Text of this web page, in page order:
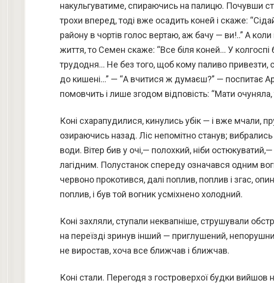
накульгуватиме, спираючись на палицю. Почувши
трохи вперед, тоді вже осадить коней і скаже:
району в чортів голос вертаю, аж бачу — ви!..” А
життя, то Семен скаже: “Все біля коней… У
трудодня… Не без того, щоб кому паливо привезти,
до кишені…” — “А вчитися ж думаєш?” — поспитає
помовчить і лише згодом відповість: “Мати
Коні схарапудилися, кинулись убік — і вже мчали,
озираючись назад. Ліс непомітно станув;
води. Вітер бив у очі,— полохкий, ніби
лагідним. Полустанок спереду означався одним
червоно прокотився, далі поплив, поплив і згас,
поплив, і був той вогник усміхнено холодний.
Коні захляли, ступали неквапніше, струшували
на переїзді зринув інший — приглушений,
не виростав, хоча все ближчав і ближчав.
Коні стали. Перегодя з гостроверхої будки вийшов